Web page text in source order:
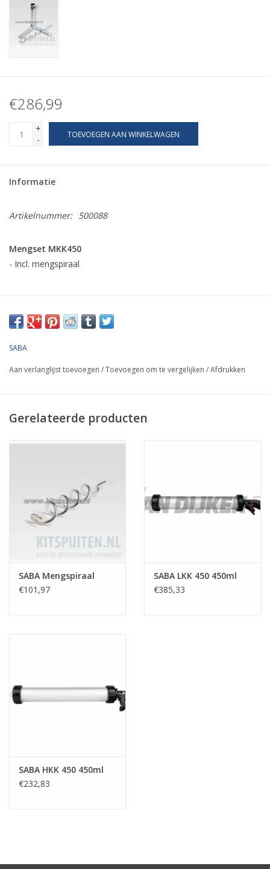
€286,99
+
-
TOEVOEGEN AAN WINKELWAGEN
Informatie
Artikelnummer: 500088
Mengset MKK450
- Incl. mengspiraal
SABA
Aan verlanglijst toevoegen /Toevoegen om te vergelijken /Afdrukken
Gerelateerde producten
SABA Mengspiraal
€101,97
SABA LKK 450 450ml
€385,33
SABA HKK 450 450ml
€232,83